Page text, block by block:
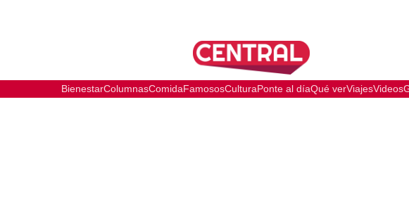
BienestarColumnasComidaFamososCulturaPonte al díaQué verViajesVideos